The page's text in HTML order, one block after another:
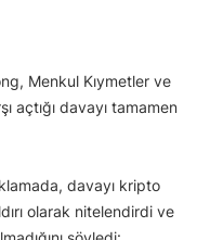
Menkul Kıymetler ve
açtığı davayı tamamen
davayı kripto
olarak nitelendirdi ve